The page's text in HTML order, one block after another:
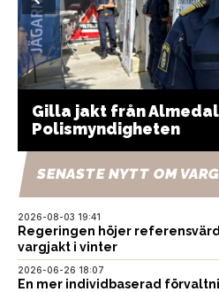
Gilla jakt från
Polismyndigheten
SENASTE NYTT OM VARG
2026-08-03 19:41
Regeringen höjer
vargjakt i vinter
2026-06-26 18:07
En mer individbaserad